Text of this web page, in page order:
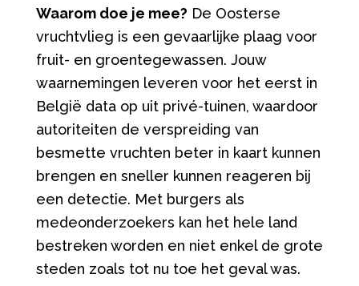
Waarom doe je mee? De Oosterse
vruchtvlieg is een gevaarlijke plaag voor
fruit- en groentegewassen. Jouw
waarnemingen leveren voor het eerst in
België data op uit privé-tuinen, waardoor
autoriteiten de verspreiding van
besmette vruchten beter in kaart kunnen
brengen en sneller kunnen reageren bij
een detectie. Met burgers als
medeonderzoekers kan het hele land
bestreken worden en niet enkel de grote
steden zoals tot nu toe het geval was.